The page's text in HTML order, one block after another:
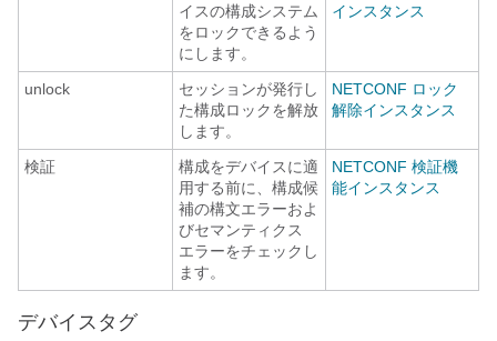
イスの構成システム
をロックできるよう
にします。
インスタンス
unlock
セッションが発行し
た構成ロックを解放
します。
NETCONF ロック
解除インスタンス
検証
構成をデバイスに適
用する前に、構成候
補の構文エラーおよ
びセマンティクス
エラーをチェックし
ます。
NETCONF 検証機
能インスタンス
デバイスタグ